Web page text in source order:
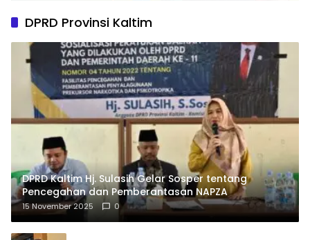
DPRD Provinsi Kaltim
DPRD Kaltim Hj. Sulasih Gelar Sosper tentang
Pencegahan dan Pemberantasan NAPZA
15 November 2025 0